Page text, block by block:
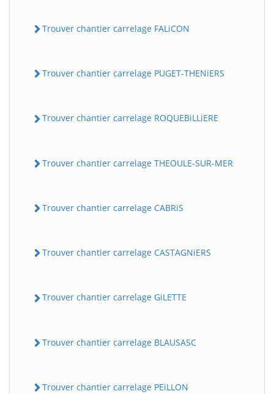
Trouver chantier carrelage FALiCON
Trouver chantier carrelage PUGET-THENiERS
Trouver chantier carrelage ROQUEBiLLiERE
Trouver chantier carrelage THEOULE-SUR-MER
Trouver chantier carrelage CABRiS
Trouver chantier carrelage CASTAGNiERS
Trouver chantier carrelage GiLETTE
Trouver chantier carrelage BLAUSASC
Trouver chantier carrelage PEiLLON